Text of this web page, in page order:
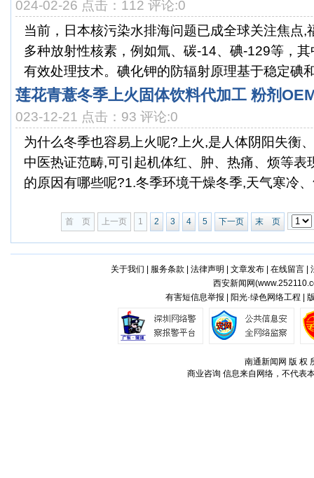
024-02-26 点击：112 评论:0
当前，日本核污染水排海问题已成全球关注焦点,
多种放射性核素，例如氚、碳-14、碘-129等，
有效处理技术。碘化钾的防辐射原理基于稳定碘
莲花青薏冬季上火固体饮料代加工 粉剂
023-12-21 点击：93 评论:0
为什么冬季也容易上火呢?上火,是人体阴阳失衡
中医热证范畴,可引起机体红、肿、热痛、烦等表
的原因有哪些呢?1.冬季环境干燥冬季,天气寒冷
首 页 上一页 1 2 3 4 5 下一页 末 页
关于我们 服务条款 法律声明 文章发布| 在线留言|
西安新闻网(
有害短信息举报 | 阳光·绿色网络工程 |
南通新闻网 版 权
商业咨询 信息来自网络，不代表